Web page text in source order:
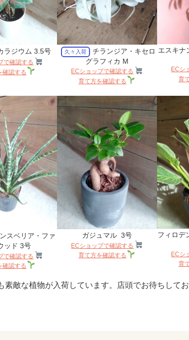
ラジウム 3.5号
で確認する
確認する
久々入荷
チランジア・キセロ
グラフィカ M
ECショップで確認する
育て方を確認する
エスキナ
ECシ
育
スベリア・ファ
ッド 3号
で確認する
確認する
ガジュマル 3号
ECショップで確認する
育て方を確認する
フィロデ
ECシ
育
素敵な植物が入荷しています。店頭でお待ちしてお